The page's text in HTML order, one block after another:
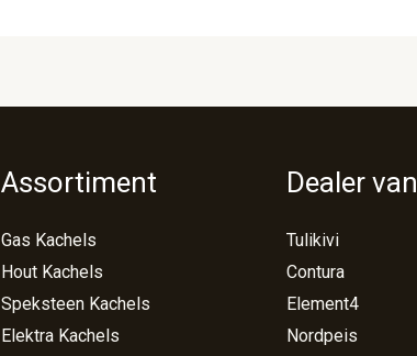
Assortiment
Gas Kachels
Hout Kachels
Speksteen Kachels
Elektra Kachels
Dealer van
Tulikivi
Contura
Element4
Nordpeis